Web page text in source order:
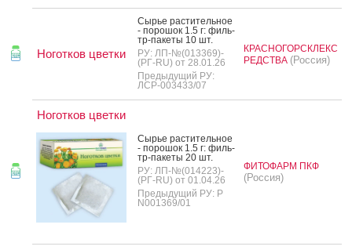
Ноготков цветки
Сырье рас­ти­тель­ное
- по­рошок 1.5 г: филь­
тр-па­кеты 10 шт.
РУ: ЛП-№(013369)-
(РГ-RU) от 28.01.26
Предыдущий РУ:
ЛСР-003433/07
КРАСНОГОРСКЛЕКС
РЕДСТВА (Россия)
Ноготков цветки
Сырье рас­ти­тель­ное
- по­рошок 1.5 г: филь­
тр-па­кеты 20 шт.
РУ: ЛП-№(014223)-
(РГ-RU) от 01.04.26
Предыдущий РУ: Р
N001369/01
ФИТОФАРМ ПКФ
(Россия)